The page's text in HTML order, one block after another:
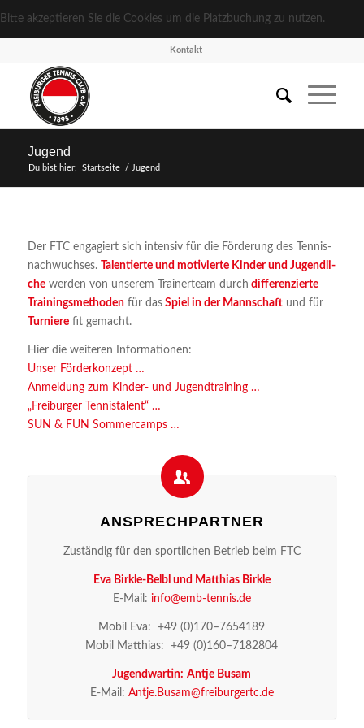
Bitte akzeptieren Sie die Cookies um die Platzbuchung zu nutzen.
Kon­takt
Jugend
Du bist hier: Startseite / Jugend
Der FTC enga­giert sich inten­siv für die För­de­rung des Ten­nis­
nach­wuch­ses. Talen­tier­te und moti­vier­te Kin­der und Jugend­li­
chewer­den von unse­rem Trai­ner­team durch dif­fe­ren­zier­te
Trai­nings­me­tho­denfür dasSpiel in der Mann­schaftund für
Tur­nie­refit gemacht.
Hier die wei­te­ren Informationen:
Unser För­der­kon­zept …
Anmel­dung zum Kin­der- und Jugendtraining …
„Frei­bur­ger Tennistalent“ …
SUN & FUN Sommercamps …
ANSPRECH­PART­NER
Zustän­dig für den sport­li­chen Betrieb beim FTC
Eva Birk­le-Belbl und Mat­thi­as Birkle
E‑Mail: info@​emb-​tennis.​de
Mobil Eva: +49 (0)170–7654189
Mobil Mat­thi­as: +49 (0)160–7182804
Jugend­war­tin: Ant­je Busam
E‑Mail: Antje.​Busam@​freiburgertc.​de